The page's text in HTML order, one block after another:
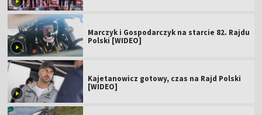
Marczyk i Gospodarczyk na starcie 82. Rajdu
Polski [WIDEO]
Kajetanowicz gotowy, czas na Rajd Polski
[WIDEO]